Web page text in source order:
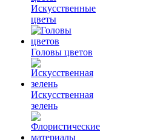
Искусственные
цветы
Головы цветов
Искусственная
зелень